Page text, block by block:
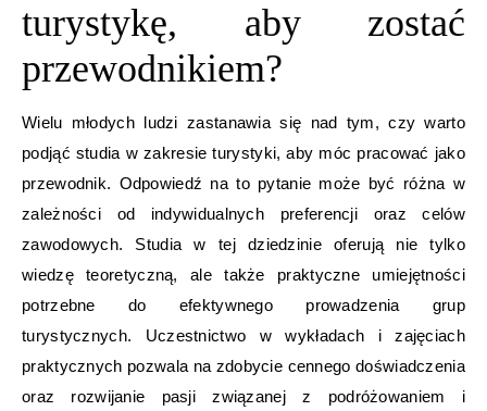
turystykę, aby zostać
przewodnikiem?
Wielu młodych ludzi zastanawia się nad tym, czy warto
podjąć studia w zakresie turystyki, aby móc pracować jako
przewodnik. Odpowiedź na to pytanie może być różna w
zależności od indywidualnych preferencji oraz celów
zawodowych. Studia w tej dziedzinie oferują nie tylko
wiedzę teoretyczną, ale także praktyczne umiejętności
potrzebne do efektywnego prowadzenia grup
turystycznych. Uczestnictwo w wykładach i zajęciach
praktycznych pozwala na zdobycie cennego doświadczenia
oraz rozwijanie pasji związanej z podróżowaniem i